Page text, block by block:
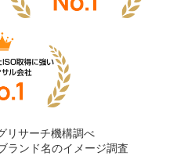
リサーチ機構調べ
ランド名のイメージ調査